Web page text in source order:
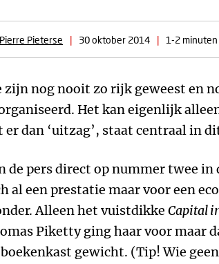
Pierre Pieterse | 30 oktober 2014 | 1-2
zijn nog nooit zo rijk geweest en
Het kan eigenlijk
er dan ‘uitzag’, staat centraal in
de pers direct op nummer twee
al een prestatie maar voor een
Alleen het vuistdikke Capital
Piketty ging haar voor maar
gewicht. (Tip! Wie